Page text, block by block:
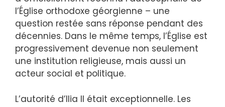
l’Église orthodoxe géorgienne – une
question restée sans réponse pendant des
décennies. Dans le même temps, l’Église est
progressivement devenue non seulement
une institution religieuse, mais aussi un
acteur social et politique.
L’autorité d’Ilia II était exceptionnelle. Les